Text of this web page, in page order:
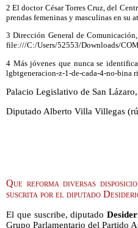
2 El doctor César Torres Cruz, del
prendas femeninas y masculinas en su
3 Dirección General de
file:///C:/Users/52553/Downloads/
4 Más jóvenes que nunca se
lgbtgeneracion-z-1-de-cada-4-no-bina
Palacio Legislativo de San
Diputado Alberto Villa Villegas
Que reforma diversas
suscrita por el diputado
El que suscribe, diputado
Grupo Parlamentario del Partido